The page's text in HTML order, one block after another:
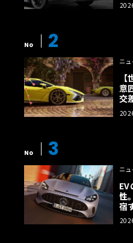
No 2
ニ
意
交
ル
No 3
ニ
性
宿